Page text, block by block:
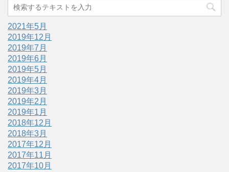
2021年5月
2019年12月
2019年7月
2019年6月
2019年5月
2019年4月
2019年3月
2019年2月
2019年1月
2018年12月
2018年3月
2017年12月
2017年11月
2017年10月